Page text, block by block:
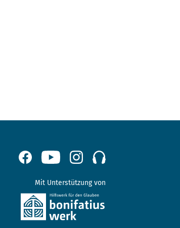
Mit Unterstützung von